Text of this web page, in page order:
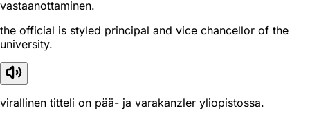
vastaanottaminen.
the official is styled principal and vice chancellor of the
university.
virallinen titteli on pää- ja varakanzler yliopistossa.